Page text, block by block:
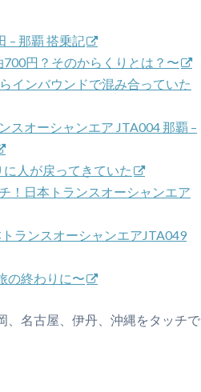
– 那覇 搭乗記
700円？そのからくりとは？〜
インバウンドで混み合っていた
スオーシャンエア JTA004 那覇 –
に人が戻ってきていた
！日本トランスオーシャンエア
ランスオーシャンエアJTA049
の終わりに〜
、名古屋、伊丹、沖縄をタッチで